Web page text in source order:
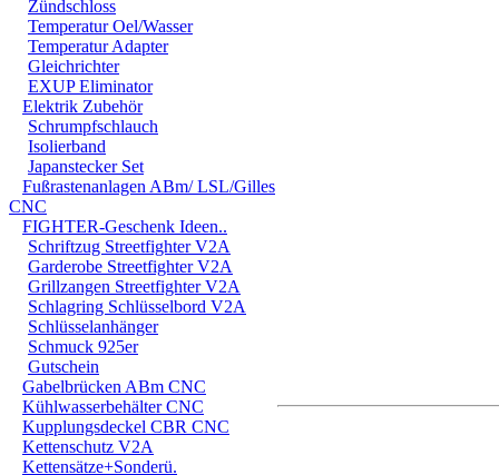
Zündschloss
Temperatur Oel/Wasser
Temperatur Adapter
Gleichrichter
EXUP Eliminator
Elektrik Zubehör
Schrumpfschlauch
Isolierband
Japanstecker Set
Fußrastenanlagen ABm/ LSL/Gilles
CNC
FIGHTER-Geschenk Ideen..
Schriftzug Streetfighter V2A
Garderobe Streetfighter V2A
Grillzangen Streetfighter V2A
Schlagring Schlüsselbord V2A
Schlüsselanhänger
Schmuck 925er
Gutschein
Gabelbrücken ABm CNC
Kühlwasserbehälter CNC
Kupplungsdeckel CBR CNC
Kettenschutz V2A
Kettensätze+Sonderü.